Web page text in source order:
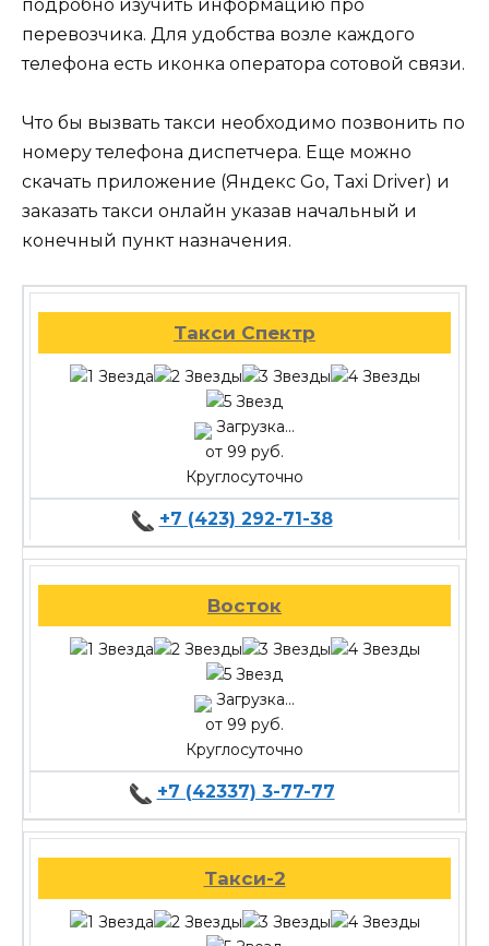
подробно изучить информацию про
перевозчика. Для удобства возле каждого
телефона есть иконка оператора сотовой связи.
Что бы вызвать такси необходимо позвонить по
номеру телефона диспетчера. Еще можно
скачать приложение (Яндекс Go, Taxi Driver) и
заказать такси онлайн указав начальный и
конечный пункт назначения.
Такси Спектр
Загрузка...
от 99 руб.
Круглосуточно
+7 (423) 292-71-38
Восток
Загрузка...
от 99 руб.
Круглосуточно
+7 (42337) 3-77-77
Такси-2